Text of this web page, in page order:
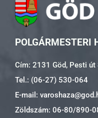
POLGÁRMESTERI
Cím: 2131 Göd, Pesti út
Tel.: (06-27) 530-064
E-mail:
Zöldszám: 06-80/890-